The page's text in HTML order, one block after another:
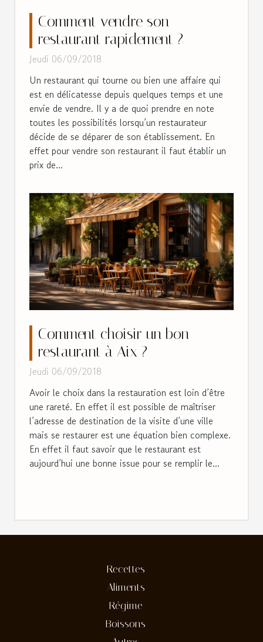
Comment vendre son
restaurant rapidement ?
Jeudi 06/09/2018
Un restaurant qui tourne ou bien une affaire qui
est en délicatesse depuis quelques temps et une
envie de vendre. Il y a de quoi prendre en note
toutes les possibilités lorsqu’un restaurateur
décide de se déparer de son établissement. En
effet pour vendre son restaurant il faut établir un
prix de...
Comment choisir un bon
restaurant à Aix ?
Jeudi 06/09/2018
Avoir le choix dans la restauration est loin d’être
une rareté. En effet il est possible de maîtriser
l’adresse de destination de la visite d’une ville
mais se restaurer est une équation bien complexe.
En effet il faut savoir que le restaurant est
aujourd’hui une bonne issue pour se remplir le...
Recettes
Aliments
Régime
Boissons